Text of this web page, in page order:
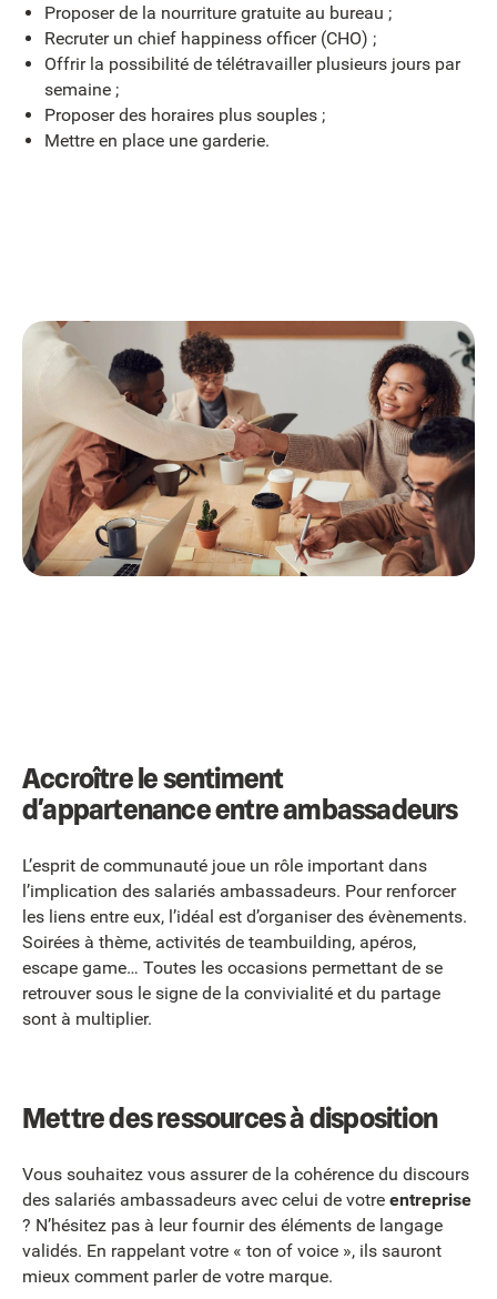
Proposer de la nourriture gratuite au bureau ;
Recruter un chief happiness officer (CHO) ;
Offrir la possibilité de télétravailler plusieurs jours par
semaine ;
Proposer des horaires plus souples ;
Mettre en place une garderie.
Accroître le sentiment
d’appartenance entre ambassadeurs
L’esprit de communauté joue un rôle important dans
l’implication des salariés ambassadeurs. Pour renforcer
les liens entre eux, l’idéal est d’organiser des évènements.
Soirées à thème, activités de teambuilding, apéros,
escape game… Toutes les occasions permettant de se
retrouver sous le signe de la convivialité et du partage
sont à multiplier.
Mettre des ressources à disposition
Vous souhaitez vous assurer de la cohérence du discours
des salariés ambassadeurs avec celui de votre entreprise
? N’hésitez pas à leur fournir des éléments de langage
validés. En rappelant votre « ton of voice », ils sauront
mieux comment parler de votre marque.